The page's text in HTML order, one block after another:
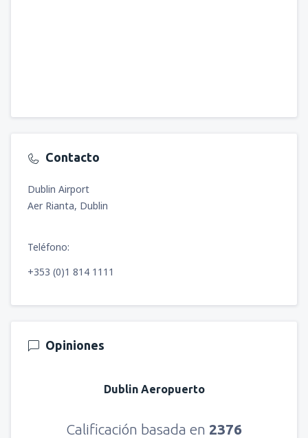
Contacto
Dublin Airport
Aer Rianta, Dublin
Teléfono:
+353 (0)1 814 1111
Opiniones
Dublin Aeropuerto
Calificación basada en 2376